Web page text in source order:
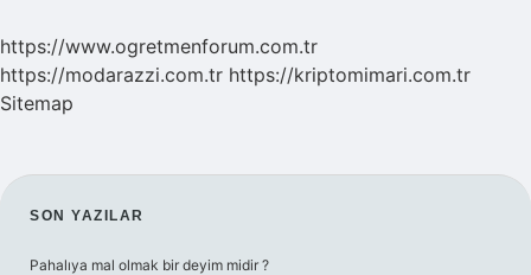
https://www.ogretmenforum.com.tr
https://modarazzi.com.tr https://kriptomimari.com.tr
Sitemap
SIDEBAR
SON YAZILAR
Pahalıya mal olmak bir deyim midir ?